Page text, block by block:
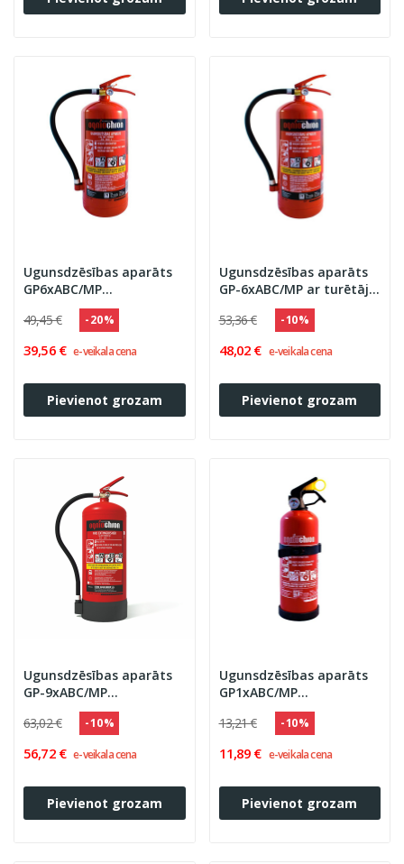
Ugunsdzēsības aparāts
GP6xABC/MP
''OGNIOCHRON'' 43A 233B
C, PA-6
49,45 € - 20 %
39,56 € e-veikala cena
Pievienot grozam
Ugunsdzēsības aparāts
GP-6xABC/MP ar turētāju
''OGNIOCHRON'' 55A 233 B
C, PA-6
53,36 € - 10 %
48,02 € e-veikala cena
Pievienot grozam
Ugunsdzēsības aparāts
GP-9xABC/MP
''OGNIOCHRON'' 55A 233B
C, PA-9
63,02 € - 10 %
56,72 € e-veikala cena
Pievienot grozam
Ugunsdzēsības aparāts
GP1xABC/MP
''OGNIOCHRON'' 8A 34B C,
PA-1
13,21 € - 10 %
11,89 € e-veikala cena
Pievienot grozam